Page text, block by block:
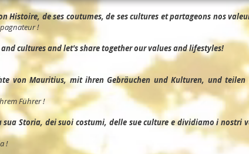
Histoire, de ses coutumes, de ses cultures et partageons nos
!
cultures and let's share together our values and lifestyles!
von Mauritius, mit ihren Gebräuchen und Kulturen, und
Führer !
Storia, dei suoi costumi, delle sue culture e dividiamo i nostri
!